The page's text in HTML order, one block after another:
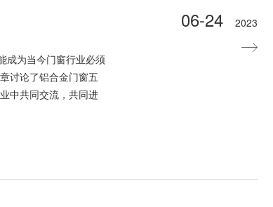
成为当今门窗行业必须
讨论了铝合金门窗五
中共同交流，共同进
06-24 2023